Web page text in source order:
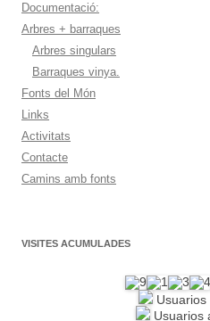
Documentació:
Arbres + barraques
Arbres singulars
Barraques vinya.
Fonts del Món
Links
Activitats
Contacte
Camins amb fonts
VISITES ACUMULADES
Usuarios
Usuarios